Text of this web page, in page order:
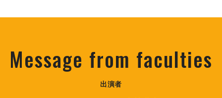
Message from faculties
出演者